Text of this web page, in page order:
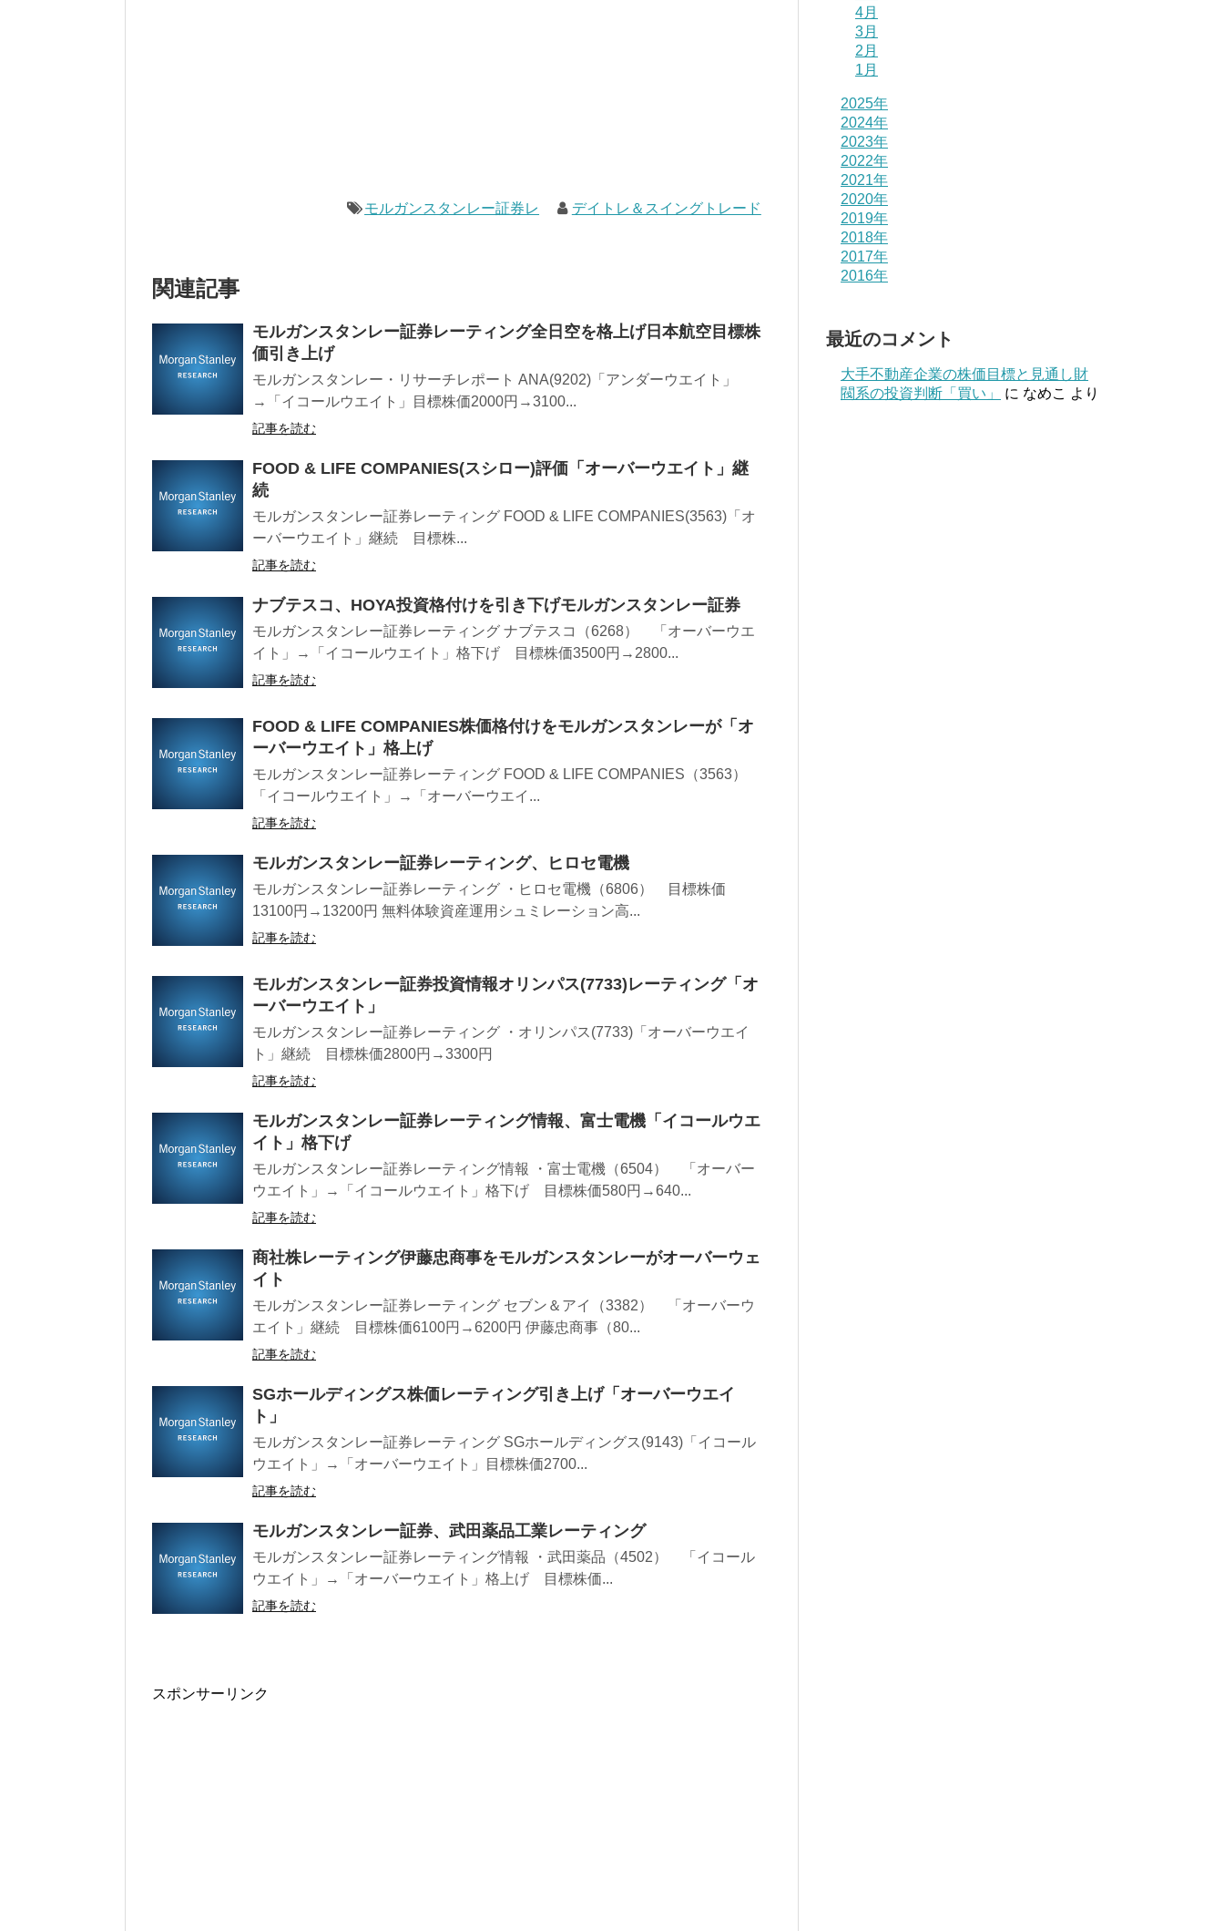
モルガンスタンレー証券レ デイトレ＆スイングトレード
関連記事
モルガンスタンレー証券レーティング全日空を格上げ日本航空目標株
価引き上げ
モルガンスタンレー・リサーチレポート ANA(9202)「アンダーウエイト」
→「イコールウエイト」目標株価2000円→3100...
記事を読む
FOOD & LIFE COMPANIES(スシロー)評価「オーバーウエイト」継
続
モルガンスタンレー証券レーティング FOOD & LIFE COMPANIES(3563)「オ
ーバーウエイト」継続 目標株...
記事を読む
ナブテスコ、HOYA投資格付けを引き下げモルガンスタンレー証券
モルガンスタンレー証券レーティング ナブテスコ（6268） 「オーバーウエ
イト」→「イコールウエイト」格下げ 目標株価3500円→2800...
記事を読む
FOOD & LIFE COMPANIES株価格付けをモルガンスタンレーが「オ
ーバーウエイト」格上げ
モルガンスタンレー証券レーティング FOOD & LIFE COMPANIES（3563）
「イコールウエイト」→「オーバーウエイ...
記事を読む
モルガンスタンレー証券レーティング、ヒロセ電機
モルガンスタンレー証券レーティング ・ヒロセ電機（6806） 目標株価
13100円→13200円 無料体験資産運用シュミレーション高...
記事を読む
モルガンスタンレー証券投資情報オリンパス(7733)レーティング「オ
ーバーウエイト」
モルガンスタンレー証券レーティング ・オリンパス(7733)「オーバーウエイ
ト」継続 目標株価2800円→3300円
記事を読む
モルガンスタンレー証券レーティング情報、富士電機「イコールウエ
イト」格下げ
モルガンスタンレー証券レーティング情報 ・富士電機（6504） 「オーバー
ウエイト」→「イコールウエイト」格下げ 目標株価580円→640...
記事を読む
商社株レーティング伊藤忠商事をモルガンスタンレーがオーバーウェ
イト
モルガンスタンレー証券レーティング セブン＆アイ（3382） 「オーバーウ
エイト」継続 目標株価6100円→6200円 伊藤忠商事（80...
記事を読む
SGホールディングス株価レーティング引き上げ「オーバーウエイ
ト」
モルガンスタンレー証券レーティング SGホールディングス(9143)「イコール
ウエイト」→「オーバーウエイト」目標株価2700...
記事を読む
モルガンスタンレー証券、武田薬品工業レーティング
モルガンスタンレー証券レーティング情報 ・武田薬品（4502） 「イコール
ウエイト」→「オーバーウエイト」格上げ 目標株価...
記事を読む
スポンサーリンク
4月
3月
2月
1月
2025年
2024年
2023年
2022年
2021年
2020年
2019年
2018年
2017年
2016年
最近のコメント
大手不動産企業の株価目標と見通し財
閥系の投資判断「買い」
に なめこ より